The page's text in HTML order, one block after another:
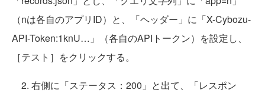
（nは各自のアプリID）と、「ヘッダー」に「X-Cybozu-
API-Token:1knU…」（各自のAPIトークン）を設定し、
［テスト］をクリックする。
2. 右側に「ステータス：200」と出て、「レスポン